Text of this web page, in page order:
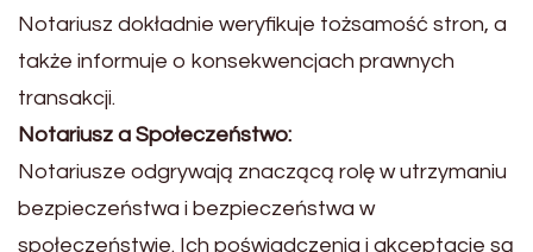
Notariusz dokładnie weryfikuje tożsamość stron, a
także informuje o konsekwencjach prawnych
transakcji.
Notariusz a Społeczeństwo:
Notariusze odgrywają znaczącą rolę w utrzymaniu
bezpieczeństwa i bezpieczeństwa w
społeczeństwie. Ich poświadczenia i akceptacje są